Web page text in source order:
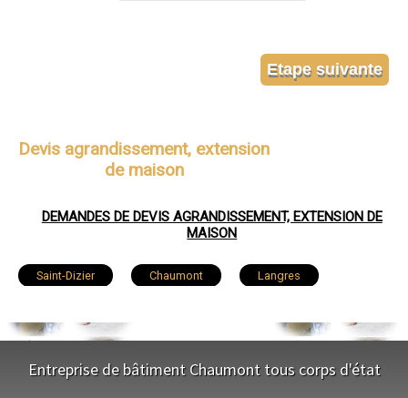
Devis agrandissement, extension
de maison
DEMANDES DE DEVIS AGRANDISSEMENT, EXTENSION DE
MAISON
Saint-Dizier Chaumont Langres
Entreprise de bâtiment Chaumont tous corps d'état